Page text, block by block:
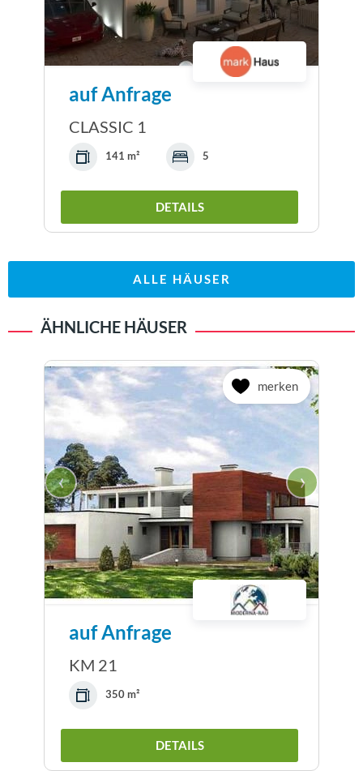
auf Anfrage
CLASSIC 1
141 m² 5
DETAILS
ALLE HÄUSER
ÄHNLICHE HÄUSER
merken
‹ ›
auf Anfrage
KM 21
350 m²
DETAILS